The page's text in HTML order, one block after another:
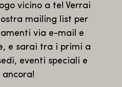
vicino a te! Verrai
mailing list per
via e-mail e
e sarai tra i primi a
eventi speciali e